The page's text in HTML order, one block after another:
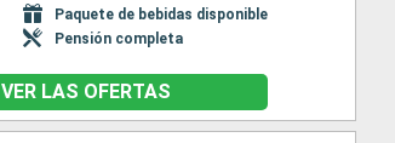
Paquete de bebidas disponible
Pensión completa
VER LAS OFERTAS